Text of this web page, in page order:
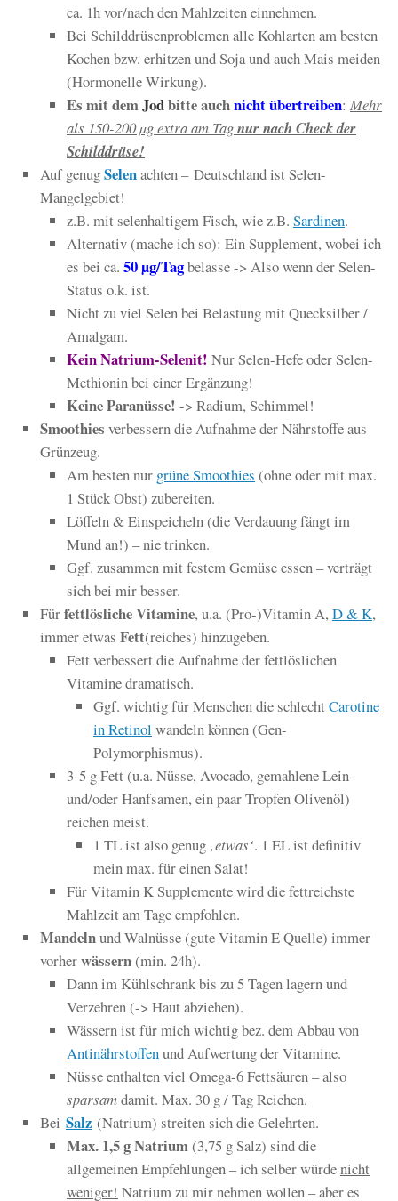
ca. 1h vor/nach den Mahlzeiten einnehmen.
Bei Schilddrüsenproblemen alle Kohlarten am besten
Kochen bzw. erhitzen und Soja und auch Mais meiden
(Hormonelle Wirkung).
Es mit demJodbitte auchnicht übertreiben: Mehr
als 150-200 µg extra am Tagnur nach Check der
Schilddrüse!
Auf genugSelenachten – Deutschland ist Selen-
Mangelgebiet!
z.B. mit selenhaltigem Fisch, wie z.B. Sardinen.
Alternativ (mache ich so): Ein Supplement, wobei ich
es bei ca. 50 µg/Tagbelasse -> Also wenn der Selen-
Status o.k. ist.
Nicht zu viel Selen bei Belastung mit Quecksilber /
Amalgam.
Kein Natrium-Selenit! Nur Selen-Hefe oder Selen-
Methionin bei einer Ergänzung!
Keine Paranüsse! -> Radium, Schimmel!
Smoothies verbessern die Aufnahme der Nährstoffe aus
Grünzeug.
Am besten nur grüne Smoothies (ohne oder mit max.
1 Stück Obst) zubereiten.
Löffeln & Einspeicheln (die Verdauung fängt im
Mund an!) – nie trinken.
Ggf. zusammen mit festem Gemüse essen – verträgt
sich bei mir besser.
Fürfettlösliche Vitamine, u.a. (Pro-)Vitamin A, D & K,
immer etwas Fett(reiches) hinzugeben.
Fett verbessert die Aufnahme der fettlöslichen
Vitamine dramatisch.
Ggf. wichtig für Menschen die schlechtCarotine
in Retinol wandeln können (Gen-
Polymorphismus).
3-5 g Fett (u.a. Nüsse, Avocado, gemahlene Lein-
und/oder Hanfsamen, ein paar Tropfen Olivenöl)
reichen meist.
1 TL ist also genug ‚etwas‘. 1 EL ist definitiv
mein max. für einen Salat!
Für Vitamin K Supplemente wird die fettreichste
Mahlzeit am Tage empfohlen.
Mandelnund Walnüsse (gute Vitamin E Quelle) immer
vorherwässern(min. 24h).
Dann im Kühlschrank bis zu 5 Tagen lagern und
Verzehren (-> Haut abziehen).
Wässern ist für mich wichtig bez. dem Abbau von
Antinährstoffenund Aufwertung der Vitamine.
Nüsse enthalten viel Omega-6 Fettsäuren – also
sparsamdamit. Max. 30 g / Tag Reichen.
Bei Salz (Natrium) streiten sich die Gelehrten.
Max. 1,5 g Natrium(3,75 g Salz) sind die
allgemeinen Empfehlungen – ich selber würdenicht
weniger! Natrium zu mir nehmen wollen – aber es